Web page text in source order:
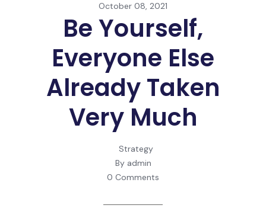
October 08, 2021
Be Yourself,
Everyone Else
Already Taken
Very Much
Strategy
By admin
0 Comments